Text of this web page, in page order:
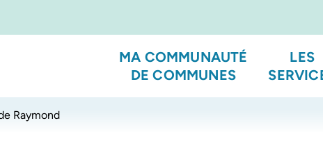
MA COMMUNAUTÉ
DE COMMUNES
LES
Raymond